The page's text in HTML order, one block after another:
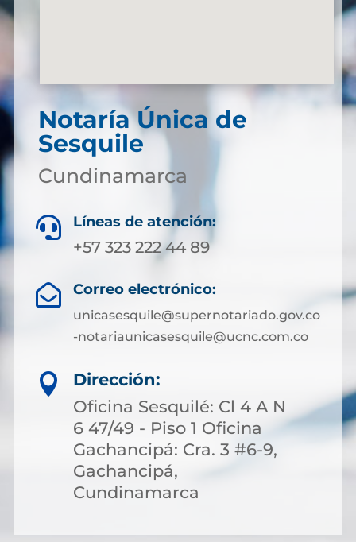
Notaría Única de
Sesquile
Cundinamarca
 Líneas de atención:
+57 323 222 44 89
 Correo electrónico:
unicasesquile@supernotariado.gov.co
-notariaunicasesquile@ucnc.com.co

Dirección:
Oficina Sesquilé: Cl 4 A N
6 47/49 - Piso 1 Oficina
Gachancipá: Cra. 3 #6-9,
Gachancipá,
Cundinamarca